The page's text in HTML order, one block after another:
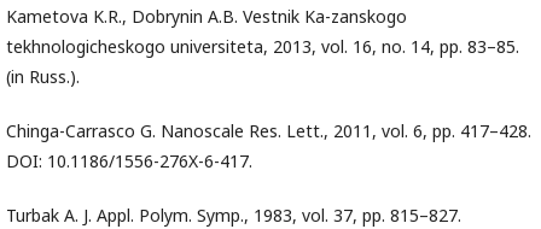
Kametova K.R., Dobrynin A.B. Vestnik Ka-zanskogo
tekhnologicheskogo universiteta, 2013, vol. 16, no. 14, pp. 83–85.
(in Russ.).
Chinga-Carrasco G. Nanoscale Res. Lett., 2011, vol. 6, pр. 417–428.
DOI: 10.1186/1556-276X-6-417.
Turbak A. J. Appl. Polym. Symp., 1983, vol. 37, pр. 815–827.